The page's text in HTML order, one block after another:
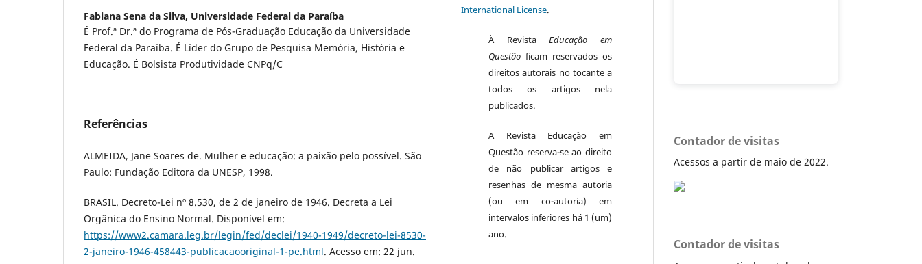
Fabiana Sena da Silva, Universidade Federal da Paraíba
É Prof.ª Dr.ª do Programa de Pós-Graduação Educação da Universidade
Federal da Paraíba. É Líder do Grupo de Pesquisa Memória, História e
Educação. É Bolsista Produtividade CNPq/C
Referências
ALMEIDA, Jane Soares de. Mulher e educação: a paixão pelo possível. São
Paulo: Fundação Editora da UNESP, 1998.
BRASIL. Decreto-Lei nº 8.530, de 2 de janeiro de 1946. Decreta a Lei
Orgânica do Ensino Normal. Disponível em:
https://www2.camara.leg.br/legin/fed/declei/1940-1949/decreto-lei-8530-
2-janeiro-1946-458443-publicacaooriginal-1-pe.html. Acesso em: 22 jun.
International License.
À RevistaEducação em
Questão ficam reservados os
direitos autorais no tocante a
todos os artigos nela
publicados.
A Revista Educação em
Questão reserva-se ao direito
de não publicar artigos e
resenhas de mesma autoria
(ou em co-autoria) em
intervalos inferiores há 1 (um)
ano.
Contador de visitas
Acessos a partir de maio de 2022.
Contador de visitas